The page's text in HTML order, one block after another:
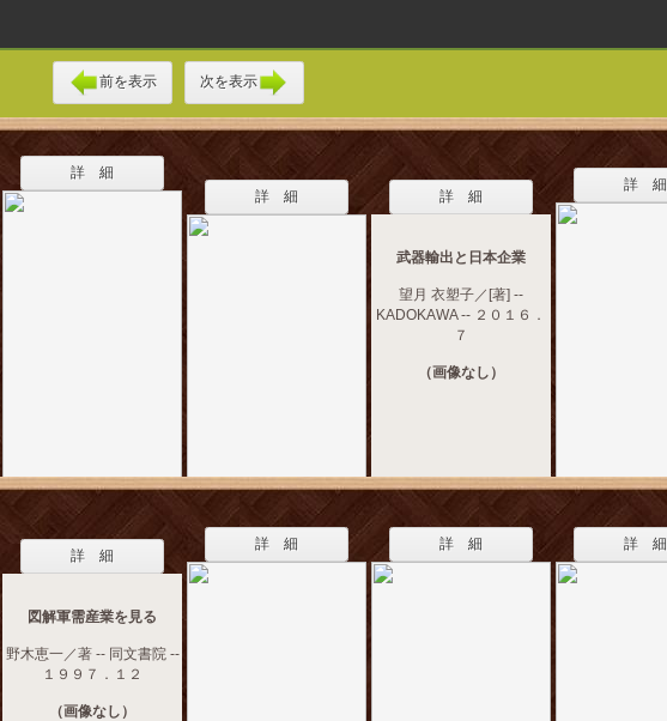
前を表示 次を表示
詳 細
詳 細
詳 細
武器輸出と日本企業
望月 衣塑子／[著] --
KADOKAWA -- ２０１６．
７
（画像なし）
詳 細
詳 細
図解軍需産業を見る
野木恵一／著 -- 同文書院 --
１９９７．１２
（画像なし）
詳 細 詳 細 詳 細